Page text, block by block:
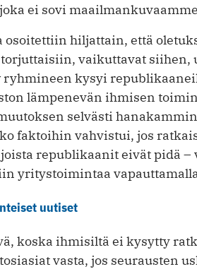
ei sovi
osoitettiin hiljattain, että
vaikuttavat siihen,
ryhmineen kysyi
lämpenevän ihmisen
selvästi
faktoihin vahvistui, jos
republikaanit eivät pidä –
yritystoimintaa
uutiset
koska ihmisiltä ei kysytty
vasta, jos seurausten